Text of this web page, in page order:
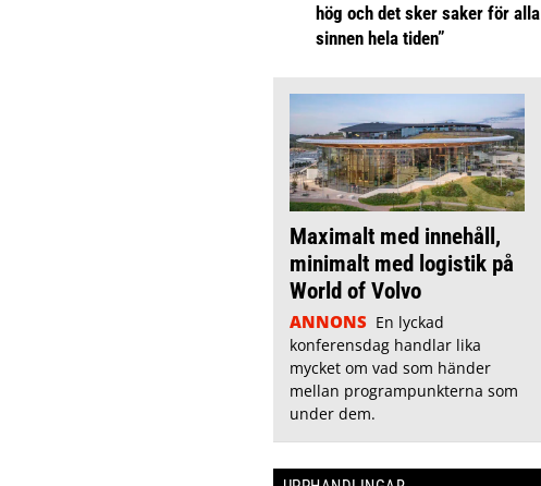
hög och det sker saker för alla
sinnen hela tiden”
Maximalt med innehåll,
minimalt med logistik på
World of Volvo
ANNONS En lyckad
konferensdag handlar lika
mycket om vad som händer
mellan programpunkterna som
under dem.